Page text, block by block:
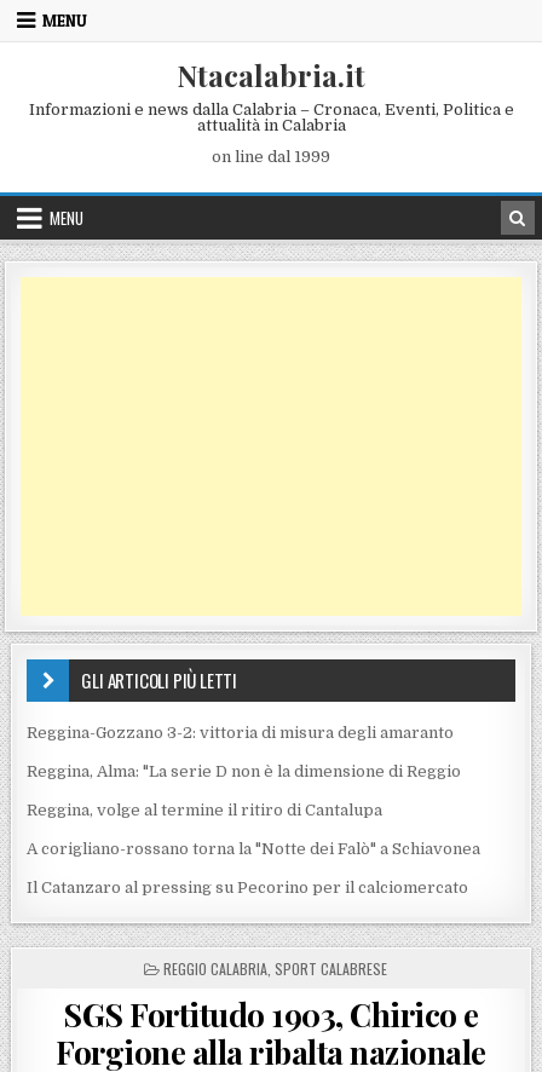
Skip to content
MENU
Ntacalabria.it
Informazioni e news dalla Calabria – Cronaca, Eventi, Politica e
attualità in Calabria
on line dal 1999
MENU
GLI ARTICOLI PIÙ LETTI
Reggina-Gozzano 3-2: vittoria di misura degli amaranto
Reggina, Alma: "La serie D non è la dimensione di Reggio
Reggina, volge al termine il ritiro di Cantalupa
A corigliano-rossano torna la "Notte dei Falò" a Schiavonea
Il Catanzaro al pressing su Pecorino per il calciomercato
POSTED IN
REGGIO CALABRIA, SPORT CALABRESE
SGS Fortitudo 1903, Chirico e
Forgione alla ribalta nazionale